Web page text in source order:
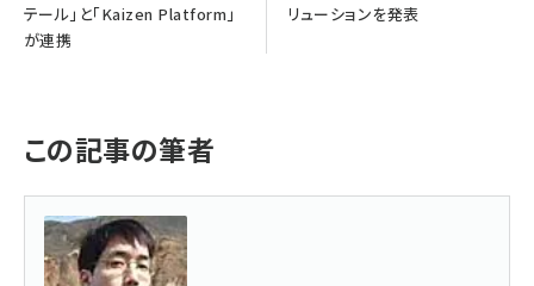
テール」と「Kaizen Platform」
が連携
リューションを発表
この記事の筆者